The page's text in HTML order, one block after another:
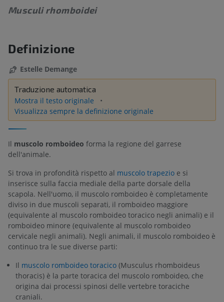
Musculi rhomboidei
Definizione
Estelle Demange
Traduzione automatica
Mostra il testo originale
Visualizza sempre la definizione originale
Il muscolo romboideo forma la regione del garrese
dell'animale.
Si trova in profondità rispetto al muscolo trapezio e si
inserisce sulla faccia mediale della parte dorsale della
scapola. Nell'uomo, il muscolo romboideo è completamente
diviso in due muscoli separati, il romboideo maggiore
(equivalente al muscolo romboideo toracico negli animali) e il
romboideo minore (equivalente al muscolo romboideo
cervicale negli animali). Negli animali, il muscolo romboideo è
continuo tra le sue diverse parti:
Il muscolo romboideo toracico (Musculus rhomboideus
thoracis) è la parte toracica del muscolo romboideo, che
origina dai processi spinosi delle vertebre toraciche
craniali.